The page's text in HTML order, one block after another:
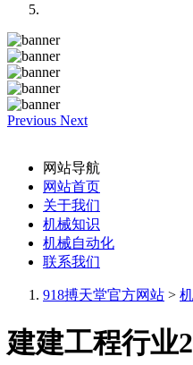
Previous Next
网站导航
网站首页
关于我们
机械知识
机械自动化
联系我们
918搏天堂官方网站 >
建建工程行业